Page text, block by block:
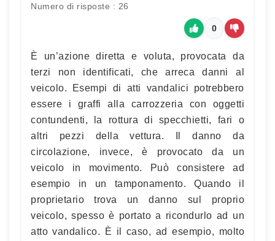
Numero di risposte : 26
0
È un’azione diretta e voluta, provocata da
terzi non identificati, che arreca danni al
veicolo. Esempi di atti vandalici potrebbero
essere i graffi alla carrozzeria con oggetti
contundenti, la rottura di specchietti, fari o
altri pezzi della vettura. Il danno da
circolazione, invece, è provocato da un
veicolo in movimento. Può consistere ad
esempio in un tamponamento. Quando il
proprietario trova un danno sul proprio
veicolo, spesso è portato a ricondurlo ad un
atto vandalico. È il caso, ad esempio, molto